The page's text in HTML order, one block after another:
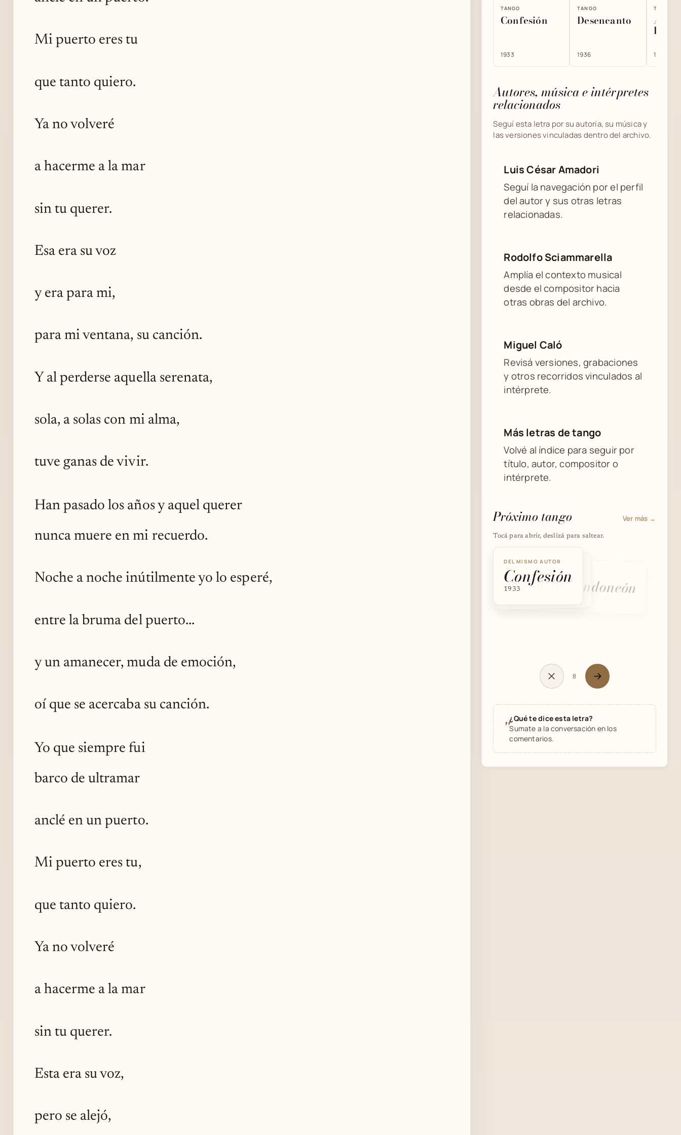
Mi puerto eres tu
que tanto quiero.
Ya no volveré
a hacerme a la mar
sin tu querer.
Esa era su voz
y era para mi,
para mi ventana, su canción.
Y al perderse aquella serenata,
sola, a solas con mi alma,
tuve ganas de vivir.
Han pasado los años y aquel querer
nunca muere en mi recuerdo.
Noche a noche inútilmente yo lo esperé,
entre la bruma del puerto...
y un amanecer, muda de emoción,
oí que se acercaba su canción.
Yo que siempre fui
barco de ultramar
anclé en un puerto.
Mi puerto eres tu,
que tanto quiero.
Ya no volveré
a hacerme a la mar
sin tu querer.
Esta era su voz,
pero se alejó,
TANGO
Confesión
1933
TANGO
Desencanto
1936
TANGO
1935
Autores, música e intérpretes
relacionados
Seguí esta letra por su autoría, su música y
las versiones vinculadas dentro del archivo.
Luis César Amadori
Seguí la navegación por el perfil
del autor y sus otras letras
relacionadas.
Rodolfo Sciammarella
Amplía el contexto musical
desde el compositor hacia
otras obras del archivo.
Miguel Caló
Revisá versiones, grabaciones
y otros recorridos vinculados al
intérprete.
Más letras de tango
Volvé al índice para seguir por
título, autor, compositor o
intérprete.
Próximo tango Ver más →
Tocá para abrir, deslizá para saltear.
DEL MISMO AUTOR
Confesión
1933
Desencanto
DEL MISMO AUTOR
Alma de Bandoneón
8
"¿Qué te dice esta letra?
Sumate a la conversación en los
comentarios.